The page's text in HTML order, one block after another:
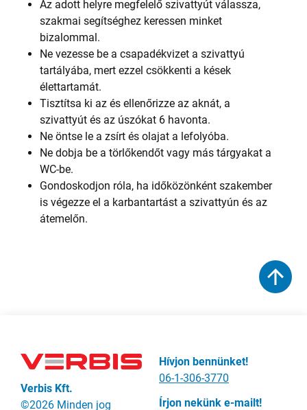
Az adott helyre megfelelő szivattyút válassza,
szakmai segítséghez keressen minket
bizalommal.
Ne vezesse be a csapadékvizet a szivattyú
tartályába, mert ezzel csökkenti a kések
élettartamát.
Tisztítsa ki az és ellenőrizze az aknát, a
szivattyút és az úszókat 6 havonta.
Ne öntse le a zsírt és olajat a lefolyóba.
Ne dobja be a törlőkendőt vagy más tárgyakat a
WC-be.
Gondoskodjon róla, ha időközönként szakember
is végezze el a karbantartást a szivattyún és az
átemelőn.
Verbis Kft.
©2026 Minden jog
Hívjon bennünket!
06-1-306-3770
Írjon nekünk e-mailt!